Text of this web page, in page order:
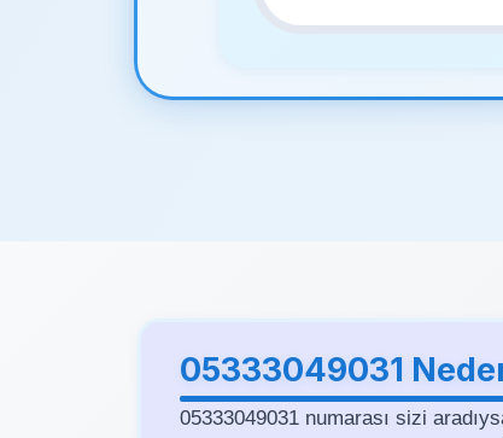
05333049031
05333049031 numarası sizi